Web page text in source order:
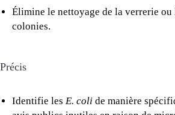
Élimine le nettoyage de la verrerie ou
colonies.
Précis
Identifie les E. coli de manière